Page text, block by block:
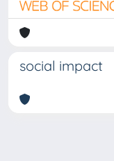
social impact